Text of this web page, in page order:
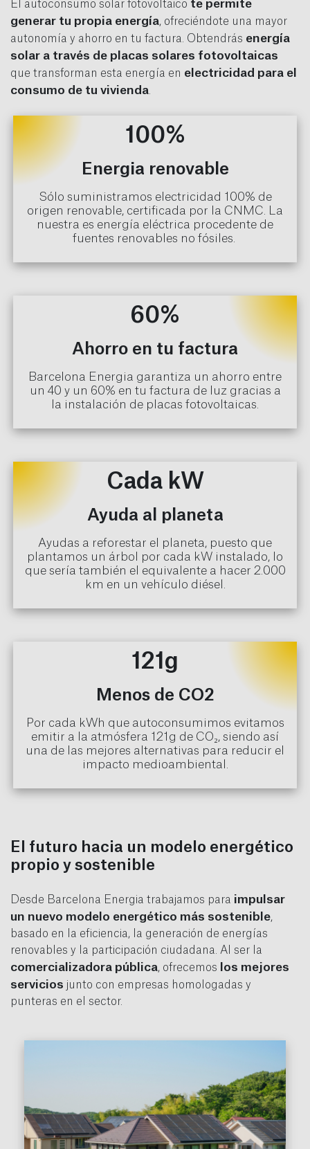
El autoconsumo solar fotovoltaico te permite
generar tu propia energía, ofreciéndote una mayor
autonomía y ahorro en tu factura. Obtendrás energía
solar a través de placas solares fotovoltaicas
que transforman esta energía en electricidad para el
consumo de tu vivienda
100%
Energia renovable
Sólo suministramos electricidad 100% de
origen renovable, certificada por la CNMC. La
nuestra es energía eléctrica procedente de
fuentes renovables no fósiles.
60%
Ahorro en tu factura
Barcelona Energia garantiza un ahorro entre
un 40 y un 60% en tu factura de luz gracias a
la instalación de placas fotovoltaicas.
Cada kW
Ayuda al planeta
Ayudas a reforestar el planeta, puesto que
plantamos un árbol por cada kW instalado, lo
que sería también el equivalente a hacer 2.000
km en un vehículo diésel.
121g
Menos de CO2
Por cada kWh que autoconsumimos evitamos
emitir a la atmósfera 121g de CO₂, siendo así
una de las mejores alternativas para reducir el
impacto medioambiental.
El futuro hacia un modelo energético
propio y sostenible
Desde Barcelona Energia trabajamos para impulsar
un nuevo modelo energético más sostenible,
basado en la eficiencia, la generación de energías
renovables y la participación ciudadana. Al ser la
comercializadora pública, ofrecemos los mejores
servicios junto con empresas homologadas y
punteras en el sector.